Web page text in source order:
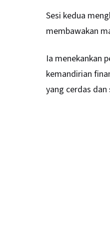
Sesi kedua
membawakan
Ia menekankan
kemandirian
yang cerdas dan